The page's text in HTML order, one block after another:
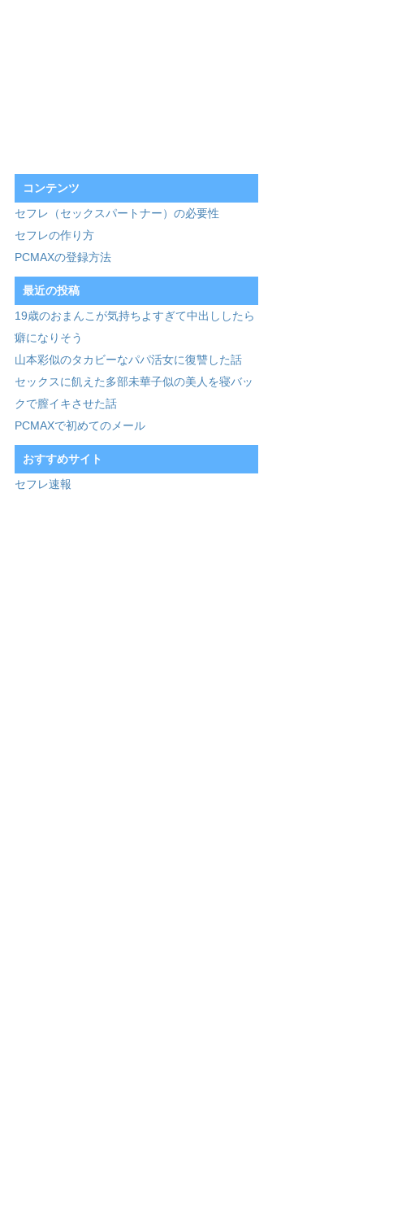
コンテンツ
セフレ（セックスパートナー）の必要性
セフレの作り方
PCMAXの登録方法
最近の投稿
19歳のおまんこが気持ちよすぎて中出ししたら
癖になりそう
山本彩似のタカビーなパパ活女に復讐した話
セックスに飢えた多部未華子似の美人を寝バッ
クで膣イキさせた話
PCMAXで初めてのメール
おすすめサイト
セフレ速報